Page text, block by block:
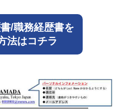
/職務経歴書を
法はコチラ